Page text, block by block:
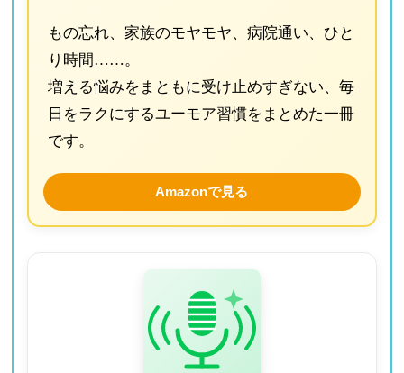
もの忘れ、家族のモヤモヤ、病院通い、ひと
り時間……。
増える悩みをまともに受け止めすぎない、毎
日をラクにするユーモア習慣をまとめた一冊
です。
Amazonで見る